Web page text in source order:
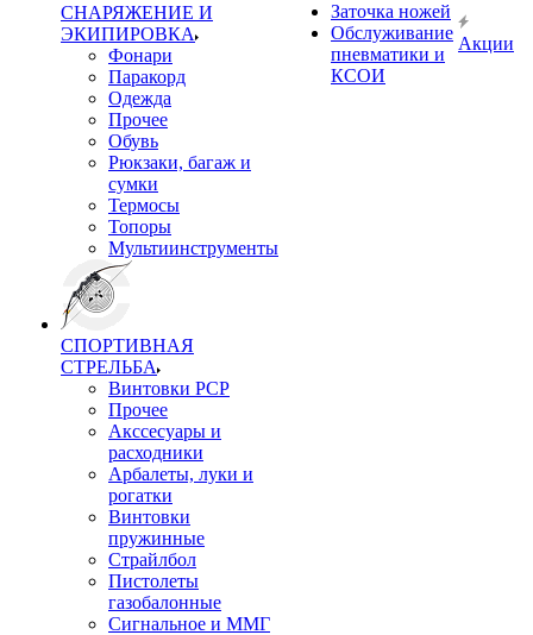
СНАРЯЖЕНИЕ И
ЭКИПИРОВКА
Фонари
Паракорд
Одежда
Прочее
Обувь
Рюкзаки, багаж и
сумки
Термосы
Топоры
Мультиинструменты
СПОРТИВНАЯ
СТРЕЛЬБА
Винтовки PCP
Прочее
Акссесуары и
расходники
Арбалеты, луки и
рогатки
Винтовки
пружинные
Страйлбол
Пистолеты
газобалонные
Сигнальное и ММГ
Заточка ножей
Обслуживание
пневматики и
КСОИ
Акции